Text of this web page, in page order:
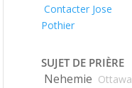
Contacter Jose
Pothier
SUJET DE PRIÈRE
Nehemie Ottawa